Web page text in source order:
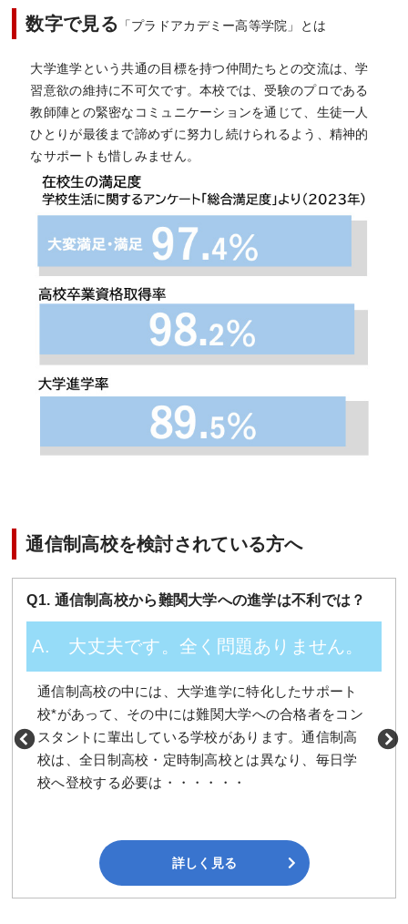
数字で見る 「プラドアカデミー高等学院」とは
大学進学という共通の目標を持つ仲間たちとの交流は、学
習意欲の維持に不可欠です。本校では、受験のプロである
教師陣との緊密なコミュニケーションを通じて、生徒一人
ひとりが最後まで諦めずに努力し続けられるよう、精神的
なサポートも惜しみません。
通信制高校を検討されている方へ
Q1. 通信制高校から難関大学への進学は不利では？
A. 大丈夫です。全く問題ありません。
通信制高校の中には、大学進学に特化したサポート
校*があって、その中には難関大学への合格者をコン
スタントに輩出している学校があります。通信制高
校は、全日制高校・定時制高校とは異なり、毎日学
校へ登校する必要は・・・・・・
詳しく見る